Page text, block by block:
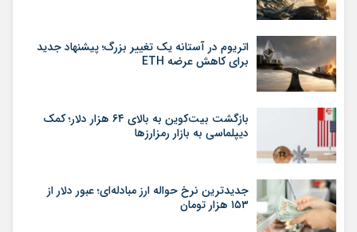
اتریوم در آستانه یک تغییر بزرگ؛ پیشنهاد جدید
برای کاهش عرضه ETH
بازگشت بیت‌کوین به بالای ۶۴ هزار دلار؛ کمک
دیپلماسی به بازار رمزارزها
جدیدترین نرخ حواله ارز مبادله‌ای؛ عبور دلار از
۱۵۳ هزار تومان